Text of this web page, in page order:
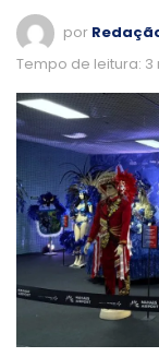
por
Tempo de leitura: